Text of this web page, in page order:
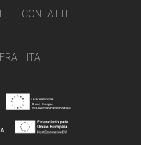
CONTATTI
FRA ITA